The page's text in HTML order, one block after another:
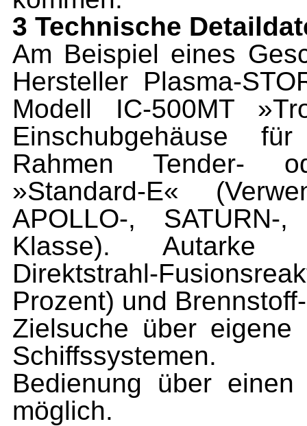
3 Technische
Am Beispiel eines
Hersteller Plasma-
Modell IC-500MT
Einschubgehäuse
Rahmen Tender-
»Standard-E«
APOLLO-,
Klasse). Autarke
Direktstrahl-
Prozent) und
Zielsuche über
Schiffssystemen.
Bedienung über einen
möglich.